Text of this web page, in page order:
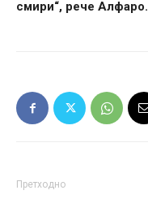
смири“, рече Алфаро.
Претходно